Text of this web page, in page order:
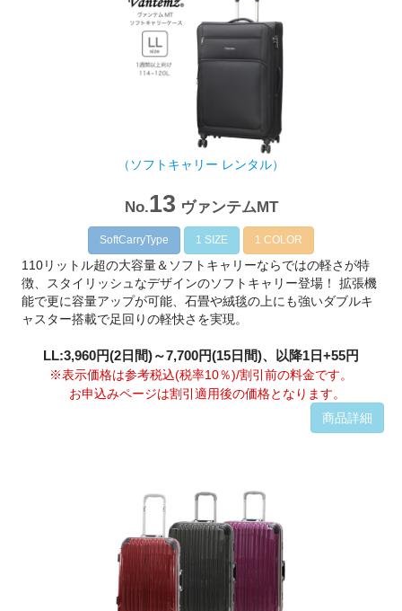
（ソフトキャリー レンタル）
No.13 ヴァンテムMT
SoftCarryType 1 SIZE 1 COLOR
110リットル超の大容量＆ソフトキャリーならではの軽さが特
徴、スタイリッシュなデザインのソフトキャリー登場！ 拡張機
能で更に容量アップが可能、石畳や絨毯の上にも強いダブルキ
ャスター搭載で足回りの軽快さを実現。
LL:3,960円(2日間)～7,700円(15日間)、以降1日+55円
※表示価格は参考税込(税率10％)/割引前の料金です。
お申込みページは割引適用後の価格となります。
商品詳細